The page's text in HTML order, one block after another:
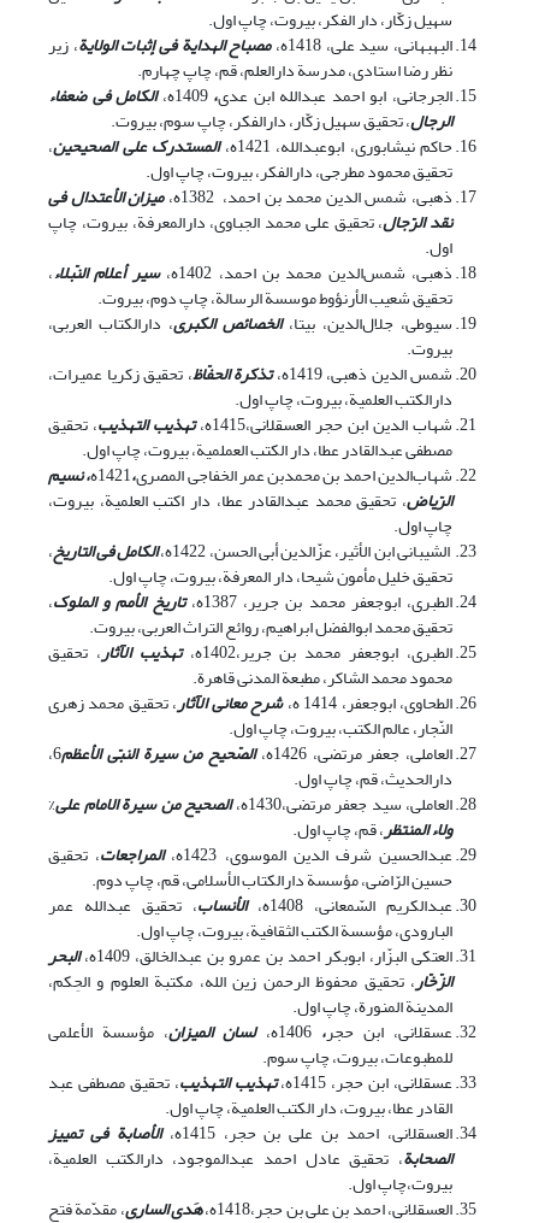
سهیل زکّار، دار الفکر، بیروت، چاپ اول.
البهبهانی، سید علی، 1418ه، مصباح الهدایة فی إثبات الولایة، زیر
نظر رضا استادی، مدرسة دارالعلم، قم، چاپ چهارم.
الجرجانی، ابو احمد عبدالله ابن عدی،1409ه، الکامل فی ضعفاء
الرجال، تحقیق سهیل زکّار، دارالفکر، چاپ سوم، بیروت.
حاکم نیشابوری، ابوعبدالله، 1421ه، المستدرک علی الصحیحین،
تحقیق محمود مطرجی، دارالفکر، بیروت، چاپ اول.
ذهبی، شمس الدین محمد بن احمد، 1382ه، میزان الأعتدال فی
نقد الرّجال، تحقیق علی محمد الجباوی، دارالمعرفة، بیروت، چاپ
اول.
ذهبی، شمس‌الدین محمد بن احمد، 1402ه، سیر أعلام النّبلاء،
تحقیق شعیب الأرنؤوط موسسة الرسالة، چاپ دوم، بیروت.
سیوطی، جلال‌الدین، بی‎تا، الخصائص الکبری، دارالکتاب العربی،
بیروت.
شمس الدین ذهبی، 1419ه، تذکرة الحفّاظ، تحقیق زکریا عمیرات،
دارالکتب العلمیة، بیروت، چاپ اول.
شهاب الدین ابن حجر العسقلانی،1415ه، تهذیب التهذیب، تحقیق
مصطفی عبدالقادر عطا، دار الکتب العملمیة، بیروت، چاپ اول.
شهاب‌الدین احمد بن محمدبن عمر الخفاجی المصری،1421ه ، نسیم
الرّیاض، تحقیق محمد عبدالقادر عطا، دار اکتب العلمیة، بیروت،
چاپ اول.
الشیبانی ابن الأثیر، عزّالدین أبی الحسن، 1422ه، الکامل فی التاریخ،
تحقیق خلیل مأمون شیحا، دار المعرفة، بیروت، چاپ اول.
الطبری، ابوجعفر محمد بن جریر، 1387ه، تاریخ الأمم و الملوک،
تحقیق محمد ابوالفضل ابراهیم، روائع التراث العربی، بیروت.
الطبری، ابوجعفر محمد بن جریر،1402ه، تهذیب الآثار، تحقیق
محمود محمد الشاکر، مطبعة المدنی قاهرة.
الطحاوی، ابوجعفر، 1414 ه، شرح معانی الآثار، تحقیق محمد زهری
النّجار، عالم الکتب، بیروت، چاپ اول.
العاملی، جعفر مرتضی، 1426ه، الصّحیح من سیرة النبّی الأعظم 6،
دارالحدیث، قم، چاپ اول.
العاملی، سید جعفر مرتضی،1430ه، الصحیح من سیرة الامام علی%
ولاء المنتظر، قم، چاپ اول.
عبدالحسین شرف الدین الموسوی، 1423ه، المراجعات، تحقیق
حسین الرّاضی، مؤسسة دارالکتاب الأسلامی، قم، چاپ دوم.
عبدالکریم السّمعانی، 1408ه، الأنساب، تحقیق عبدالله عمر
البارودی، مؤسسة الکتب الثقافیة، بیروت، چاپ اول.
العتکی البزّار، ابوبکر احمد بن عمرو بن عبدالخالق، 1409ه، البحر
الزّخّار، تحقیق محفوظ الرحمن زین ‌الله، مکتبة العلوم و الحِکم،
المدینة المنورة، چاپ اول.
عسقلانی، ابن حجر،1406ه، لسان المیزان، مؤسسة الأعلمی
للمطبوعات، بیروت، چاپ سوم.
عسقلانی، ابن حجر، 1415ه، تهذیب التهذیب، تحقیق مصطفی عبد
القادر عطا، بیروت، دار الکتب العلمیة، چاپ اول.
العسقلانی، احمد بن علی بن حجر، 1415ه، الأصابة فی تمییز
الصحابة، تحقیق عادل احمد عبدالموجود، دارالکتب العلمیة،
بیروت،‌چاپ اول.
العسقلانی، احمد بن علی بن حجر،1418ه، هَدی الساری، مقدّمة فتح